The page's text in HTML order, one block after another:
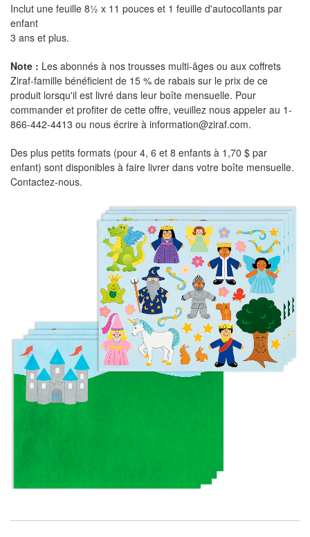
Inclut une feuille 8½ x 11 pouces et 1 feuille d'autocollants par
enfant
3 ans et plus.
Note : Les abonnés à nos trousses multi-âges ou aux coffrets
Ziraf-famille bénéficient de 15 % de rabais sur le prix de ce
produit lorsqu'il est livré dans leur boîte mensuelle. Pour
commander et profiter de cette offre, veuillez nous appeler au 1-
866-442-4413 ou nous écrire à information@ziraf.com.
Des plus petits formats (pour 4, 6 et 8 enfants à 1,70 $ par
enfant) sont disponibles à faire livrer dans votre boîte mensuelle.
Contactez-nous.